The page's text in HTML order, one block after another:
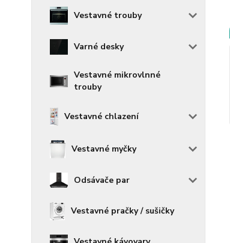
Vestavné trouby
Varné desky
Vestavné mikrovlnné
trouby
Vestavné chlazení
Vestavné myčky
Odsávače par
Vestavné pračky / sušičky